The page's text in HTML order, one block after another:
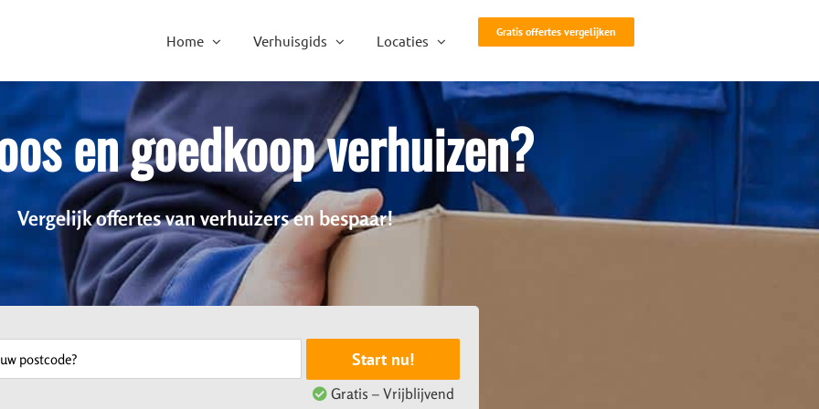
Home Verhuisgids Locaties
Gratis offertes vergelijken
en goedkoop verhuizen?
Vergelijk offertes van verhuizers en bespaar!
Start nu!
Gratis – Vrijblijvend